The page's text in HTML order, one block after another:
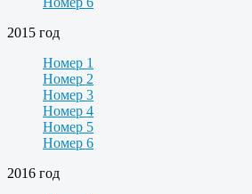
2015 год
Номер 1
Номер 2
Номер 3
Номер 4
Номер 5
Номер 6
2016 год